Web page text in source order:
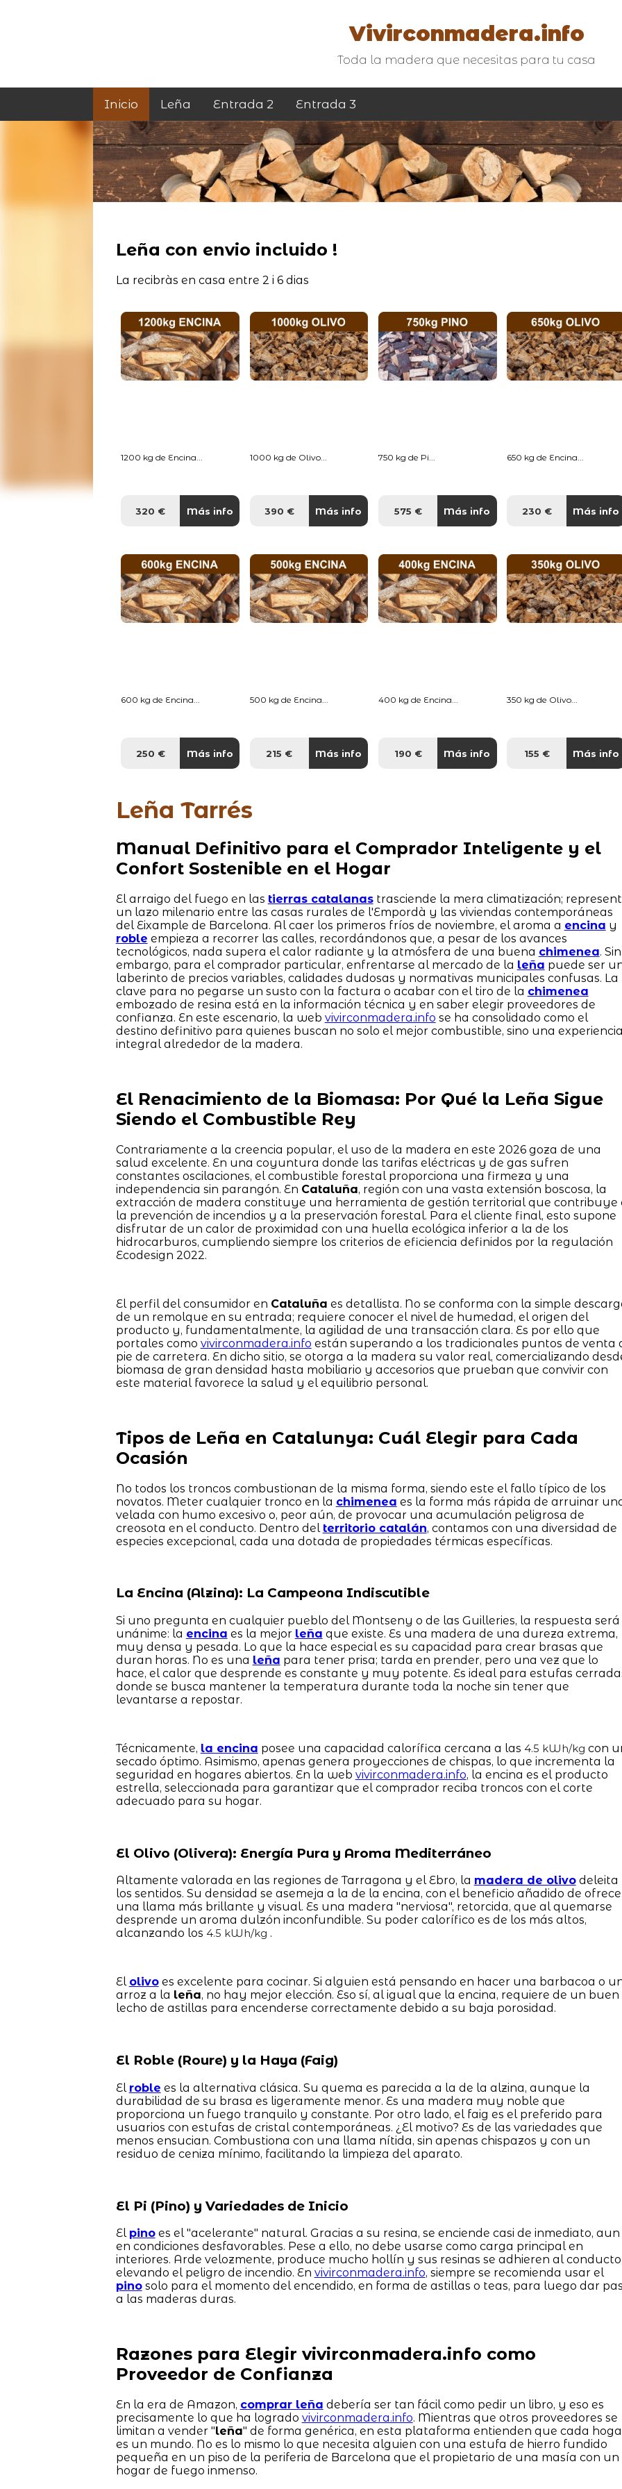
Vivirconmadera.info
Toda la madera que necesitas para tu casa
Inicio Leña Entrada 2 Entrada 3
Leña con envio incluido !
La recibràs en casa entre 2 i 6 dias
1200 kg de Encina...
320 € Más info
1000 kg de Olivo...
390 € Más info
750 kg de Pi...
575 € Más info
650 kg de Encina...
230 € Más info
600 kg de Encina...
250 € Más info
500 kg de Encina...
215 € Más info
400 kg de Encina...
190 € Más info
350 kg de Olivo...
155 € Más info
Leña Tarrés
Manual Definitivo para el Comprador Inteligente y el
Confort Sostenible en el Hogar
El arraigo del fuego en las tierras catalanastrasciende la mera climatización;
un lazo milenario entre las casas rurales de l'Empordà y las viviendas contemporáneas
del Eixample de Barcelona. Al caer los primeros fríos de noviembre, el aroma a encina y
roble empieza a recorrer las calles, recordándonos que, a pesar de los avances
tecnológicos, nada supera el calor radiante y la atmósfera de una buena chimenea. Sin
embargo, para el comprador particular, enfrentarse al mercado de la leña puede ser
laberinto de precios variables, calidades dudosas y normativas municipales confusas. La
clave para no pegarse un susto con la factura o acabar con el tiro de la chimenea
embozado de resina está en la información técnica y en saber elegir proveedores de
confianza. En este escenario, la web vivirconmadera.info se ha consolidado como el
destino definitivo para quienes buscan no solo el mejor combustible, sino una
integral alrededor de la madera.
El Renacimiento de la Biomasa: Por Qué la Leña Sigue
Siendo el Combustible Rey
Contrariamente a la creencia popular, el uso de la madera en este 2026 goza de una
salud excelente. En una coyuntura donde las tarifas eléctricas y de gas sufren
constantes oscilaciones, el combustible forestal proporciona una firmeza y una
independencia sin parangón. En Cataluña, región con una vasta extensión boscosa, la
extracción de madera constituye una herramienta de gestión territorial que contribuye
la prevención de incendios y a la preservación forestal. Para el cliente final, esto supone
disfrutar de un calor de proximidad con una huella ecológica inferior a la de los
hidrocarburos, cumpliendo siempre los criterios de eficiencia definidos por la regulación
Ecodesign 2022.
El perfil del consumidor en Cataluña es detallista. No se conforma con la simple
de un remolque en su entrada; requiere conocer el nivel de humedad, el origen del
producto y, fundamentalmente, la agilidad de una transacción clara. Es por ello que
portales como vivirconmadera.info están superando a los tradicionales puntos de venta
pie de carretera. En dicho sitio, se otorga a la madera su valor real, comercializando
biomasa de gran densidad hasta mobiliario y accesorios que prueban que convivir con
este material favorece la salud y el equilibrio personal.
Tipos de Leña en Catalunya: Cuál Elegir para Cada
Ocasión
No todos los troncos combustionan de la misma forma, siendo este el fallo típico de los
novatos. Meter cualquier tronco en la chimenea es la forma más rápida de arruinar
velada con humo excesivo o, peor aún, de provocar una acumulación peligrosa de
creosota en el conducto. Dentro del territorio catalán, contamos con una diversidad de
especies excepcional, cada una dotada de propiedades térmicas específicas.
La Encina (Alzina): La Campeona Indiscutible
Si uno pregunta en cualquier pueblo del Montseny o de las Guilleries, la respuesta será
unánime: la encina es la mejor leña que existe. Es una madera de una dureza extrema,
muy densa y pesada. Lo que la hace especial es su capacidad para crear brasas que
duran horas. No es una leña para tener prisa; tarda en prender, pero una vez que lo
hace, el calor que desprende es constante y muy potente. Es ideal para estufas
donde se busca mantener la temperatura durante toda la noche sin tener que
levantarse a repostar.
Técnicamente, la encina posee una capacidad calorífica cercana a las 4.5 kWh/kg con
secado óptimo. Asimismo, apenas genera proyecciones de chispas, lo que incrementa la
seguridad en hogares abiertos. En la web vivirconmadera.info, la encina es el producto
estrella, seleccionada para garantizar que el comprador reciba troncos con el corte
adecuado para su hogar.
El Olivo (Olivera): Energía Pura y Aroma Mediterráneo
Altamente valorada en las regiones de Tarragona y el Ebro, la madera de olivodeleita
los sentidos. Su densidad se asemeja a la de la encina, con el beneficio añadido de
una llama más brillante y visual. Es una madera "nerviosa", retorcida, que al quemarse
desprende un aroma dulzón inconfundible. Su poder calorífico es de los más altos,
alcanzando los 4.5 kWh/kg .
El olivoes excelente para cocinar. Si alguien está pensando en hacer una barbacoa o
arroz a la leña, no hay mejor elección. Eso sí, al igual que la encina, requiere de un buen
lecho de astillas para encenderse correctamente debido a su baja porosidad.
El Roble (Roure) y la Haya (Faig)
El roble es la alternativa clásica. Su quema es parecida a la de la alzina, aunque la
durabilidad de su brasa es ligeramente menor. Es una madera muy noble que
proporciona un fuego tranquilo y constante. Por otro lado, el faig es el preferido para
usuarios con estufas de cristal contemporáneas. ¿El motivo? Es de las variedades que
menos ensucian. Combustiona con una llama nítida, sin apenas chispazos y con un
residuo de ceniza mínimo, facilitando la limpieza del aparato.
El Pi (Pino) y Variedades de Inicio
El pinoes el "acelerante" natural. Gracias a su resina, se enciende casi de inmediato, aun
en condiciones desfavorables. Pese a ello, no debe usarse como carga principal en
interiores. Arde velozmente, produce mucho hollín y sus resinas se adhieren al
elevando el peligro de incendio. En vivirconmadera.info, siempre se recomienda usar el
pinosolo para el momento del encendido, en forma de astillas o teas, para luego dar
a las maderas duras.
Razones para Elegir vivirconmadera.info como
Proveedor de Confianza
En la era de Amazon, comprar leña debería ser tan fácil como pedir un libro, y eso es
precisamente lo que ha logrado vivirconmadera.info. Mientras que otros proveedores se
limitan a vender "leña" de forma genérica, en esta plataforma entienden que cada
es un mundo. No es lo mismo lo que necesita alguien con una estufa de hierro fundido
pequeña en un piso de la periferia de Barcelona que el propietario de una masía con un
hogar de fuego inmenso.